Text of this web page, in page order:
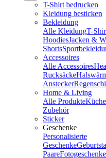
T-Shirt bedrucken
Kleidung besticken
Bekleidung
Alle KleidungT-
HoodiesJacken &
Shorts
Accessoires
Alle Accessoires
Rucksäcke
Anstecker
Home & Living
Alle ProdukteKüche
Zubehör
Sticker
Geschenke
Personalisierte
Geschenke
PaareFotogeschenke